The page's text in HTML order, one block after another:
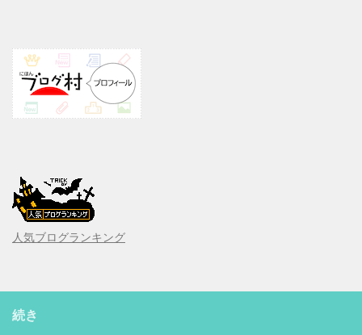
人気ブログランキング
続き